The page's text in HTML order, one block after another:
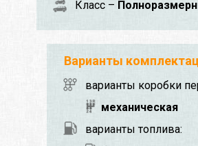
Класс –
Варианты
варианты коробки
механическая
варианты топлива: